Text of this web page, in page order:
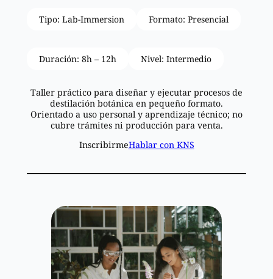
Tipo: Lab-Immersion Formato: Presencial
Duración: 8h – 12h Nivel: Intermedio
Taller práctico para diseñar y ejecutar procesos de
destilación botánica en pequeño formato.
Orientado a uso personal y aprendizaje técnico; no
cubre trámites ni producción para venta.
InscribirmeHablar con KNS